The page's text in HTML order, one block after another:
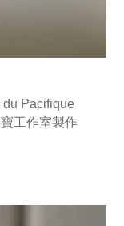
du Pacifique
工作室製作